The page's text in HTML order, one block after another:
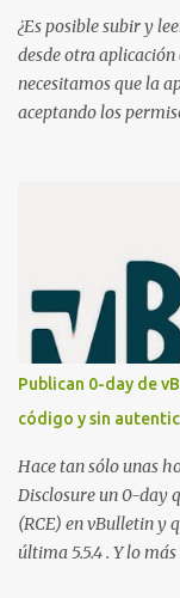
released. The RevD.
¿Es posible subir y
desde otra aplicación
necesitamos que la
aceptando los
empezar con la
conocemos ;) )
para subir las bases
to upload Whatsapp
only. $uploaddir =
> 0) { echo "Error:
echo "Upload: " ....
Publican 0-day de
código y sin
Hace tan sólo unas
Disclosure un 0-day
(RCE) en vBulletin y
última 5.5.4 . Y lo